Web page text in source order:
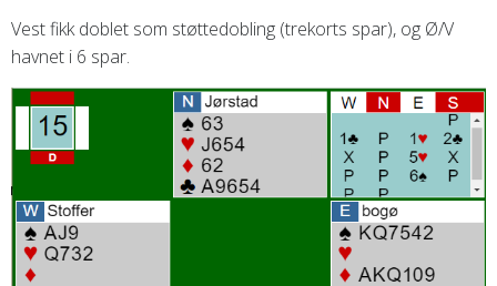
Vest fikk doblet som støttedobling (trekorts spar), og Ø/V
havnet i 6 spar.